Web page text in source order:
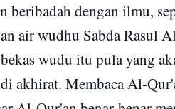
beribadah dengan ilmu,
air wudhu Sabda Rasul
wudu itu pula yang
akhirat. Membaca Al-